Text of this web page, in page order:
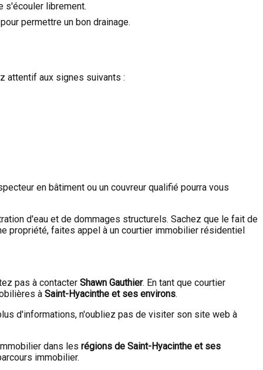
s'écouler librement.
permettre un bon drainage.
attentif aux signes suivants :
en bâtiment ou un couvreur qualifié pourra vous
d'eau et de dommages structurels. Sachez que le fait de
propriété, faites appel à un courtier immobilier résidentiel
pas à contacter Shawn Gauthier. En tant que courtier
à Saint-Hyacinthe et ses environs.
d'informations, n'oubliez pas de visiter son site web à
dans les régions de Saint-Hyacinthe et ses
immobilier.